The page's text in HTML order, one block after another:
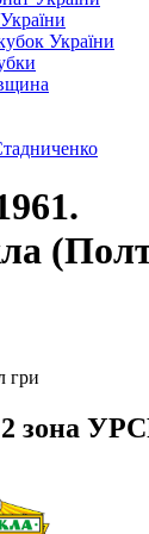
України
гри
зона